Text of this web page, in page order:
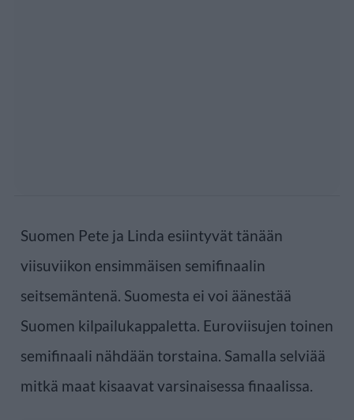
Suomen Pete ja Linda esiintyvät tänään
viisuviikon ensimmäisen semifinaalin
seitsemäntenä. Suomesta ei voi äänestää
Suomen kilpailukappaletta. Euroviisujen toinen
semifinaali nähdään torstaina. Samalla selviää
mitkä maat kisaavat varsinaisessa finaalissa.